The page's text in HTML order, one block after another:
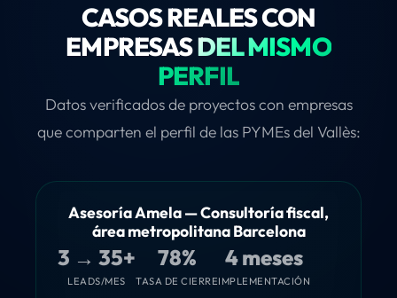
CASOS REALES CON
EMPRESASDEL MISMO
PERFIL
Datos verificados de proyectos con empresas
que comparten el perfil de las PYMEs del Vallès:
Asesoría Amela — Consultoría fiscal,
área metropolitana Barcelona
3 → 35+
LEADS/MES
78%
TASA DE CIERRE
4 meses
IMPLEMENTACIÓN